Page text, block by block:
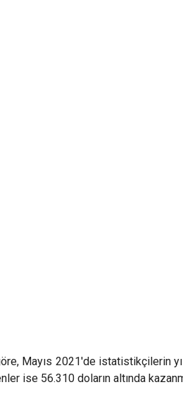
Mayıs 2021'de istatistikçilerin
ise 56.310 doların altında